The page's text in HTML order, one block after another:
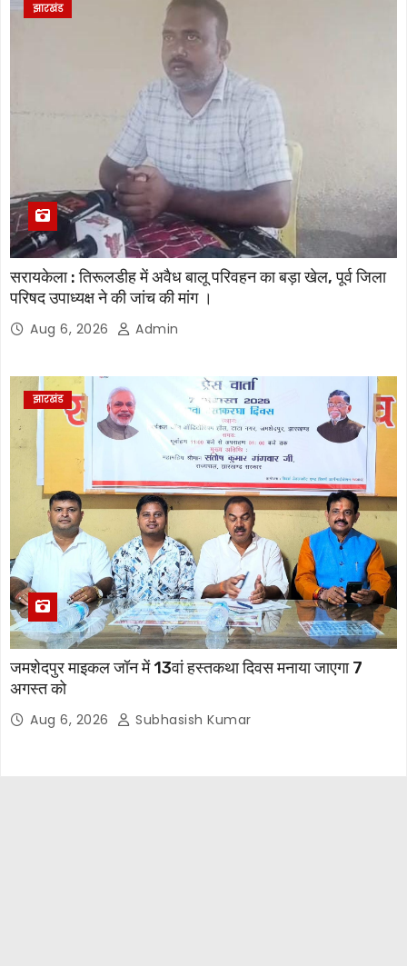
झारखंड
सरायकेला : तिरूलडीह में अवैध बालू परिवहन का बड़ा खेल, पूर्व जिला
परिषद उपाध्यक्ष ने की जांच की मांग ।
Aug 6, 2026 Admin
झारखंड
जमशेदपुर माइकल जॉन में 13वां हस्तकथा दिवस मनाया जाएगा 7
अगस्त को
Aug 6, 2026 Subhasish Kumar